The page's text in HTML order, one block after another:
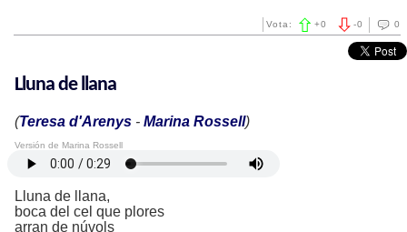
0
-0
Vota: +0
Lluna de llana
(Teresa d'Arenys - Marina Rossell)
Versión de Marina Rossell
Lluna de llana,
boca del cel que plores
arran de núvols